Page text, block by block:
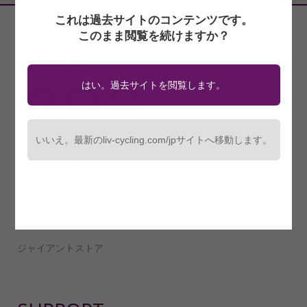
FEATURES
ジャイアントストア
これは過去サイトのコンテンツです。
このまま閲覧を続けますか？
はい。過去サイトを閲覧します。
いいえ。最新のliv-cycling.com/jpサイトへ移動します。